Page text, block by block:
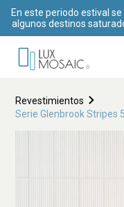
En este periodo estival
algunos destinos
Revestimientos
Serie Glenbrook Stripes